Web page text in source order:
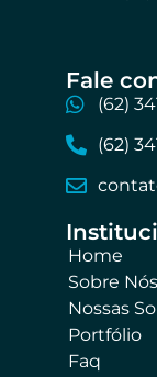
Fale
(62)
(62)
Home
Sobre Nós
Nossas
Portfólio
Faq